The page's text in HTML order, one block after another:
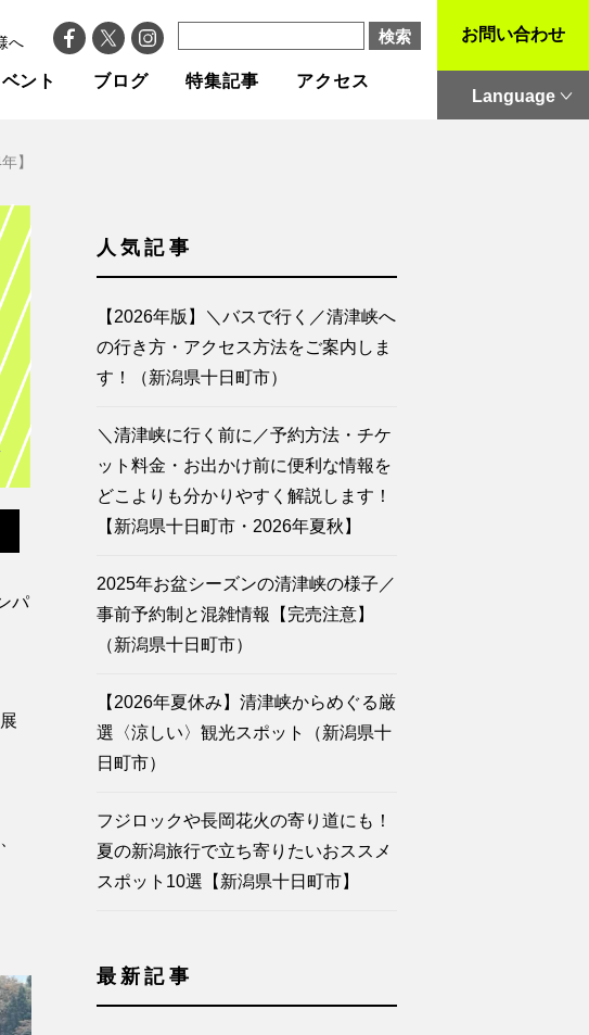
ント ブログ 特集記事 アクセス
へ お問い合わせ
Language
】
パ
人気記事
【2026年版】＼バスで行く／清津峡へ
の行き方・アクセス方法をご案内しま
す！（新潟県十日町市）
＼清津峡に行く前に／予約方法・チケ
ット料金・お出かけ前に便利な情報を
どこよりも分かりやすく解説します！
【新潟県十日町市・2026年夏秋】
2025年お盆シーズンの清津峡の様子／
事前予約制と混雑情報【完売注意】
（新潟県十日町市）
【2026年夏休み】清津峡からめぐる厳
選〈涼しい〉観光スポット（新潟県十
日町市）
フジロックや長岡花火の寄り道にも！
夏の新潟旅行で立ち寄りたいおススメ
スポット10選【新潟県十日町市】
最新記事